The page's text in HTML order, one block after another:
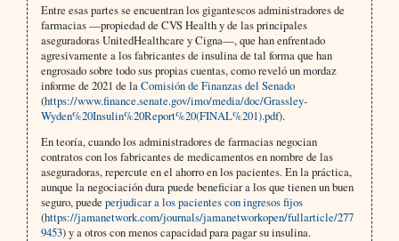
Entre esas partes se encuentran los gigantescos administradores de
farmacias —propiedad de CVS Health y de las principales
aseguradoras UnitedHealthcare y Cigna—, que han enfrentado
agresivamente a los fabricantes de insulina de tal forma que han
engrosado sobre todo sus propias cuentas, como reveló un mordaz
informe de 2021 de laComisión de Finanzas del Senado
(https://www.finance.senate.gov/imo/media/doc/Grassley-
Wyden%20Insulin%20Report%20(FINAL%201).pdf).
En teoría, cuando los administradores de farmacias negocian
contratos con los fabricantes de medicamentos en nombre de las
aseguradoras, repercute en el ahorro en los pacientes. En la práctica,
aunque la negociación dura puede beneficiar a los que tienen un buen
seguro, puede perjudicar a los pacientes con ingresos fijos
(https://jamanetwork.com/journals/jamanetworkopen/fullarticle/277
9453) y a otros con menos capacidad para pagar su insulina.